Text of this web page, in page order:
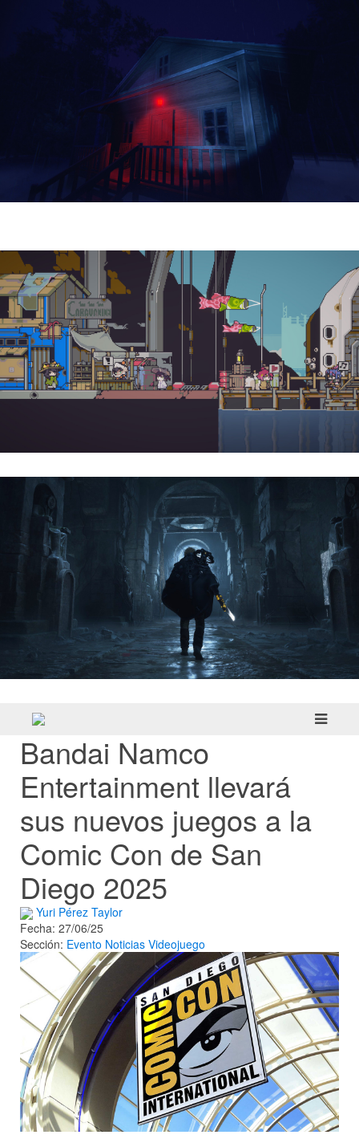
Bandai Namco
Entertainment llevará
sus nuevos juegos a la
Comic Con de San
Diego 2025
Yuri Pérez Taylor
Fecha: 27/06/25
Sección: Evento Noticias Videojuego